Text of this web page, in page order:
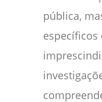
pública,
específicos